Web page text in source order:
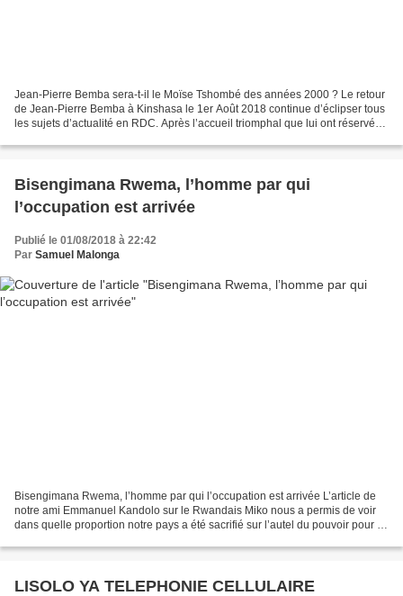
Jean-Pierre Bemba sera-t-il le Moïse Tshombé des années 2000 ? Le retour
de Jean-Pierre Bemba à Kinshasa le 1er Août 2018 continue d’éclipser tous
les sujets d’actualité en RDC. Après l’accueil triomphal que lui ont réservé
Bisengimana Rwema, l’homme par qui
l’occupation est arrivée
Publié le 01/08/2018 à 22:42
Par Samuel Malonga
Bisengimana Rwema, l’homme par qui l’occupation est arrivée L’article de
notre ami Emmanuel Kandolo sur le Rwandais Miko nous a permis de voir
dans quelle proportion notre pays a été sacrifié sur l’autel du pouvoir pour le
LISOLO YA TELEPHONIE CELLULAIRE